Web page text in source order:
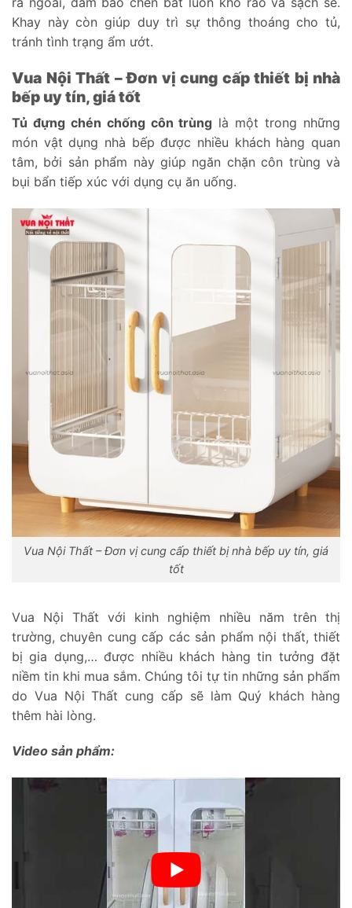
Khay này còn giúp duy trì sự thông thoáng cho tủ,
tránh tình trạng ẩm ướt.
Vua Nội Thất – Đơn vị cung cấp thiết bị nhà
bếp uy tín, giá tốt
Tủ đựng chén chống côn trùng là một trong những
món vật dụng nhà bếp được nhiều khách hàng quan
tâm, bởi sản phẩm này giúp ngăn chặn côn trùng và
bụi bẩn tiếp xúc với dụng cụ ăn uống.
Vua Nội Thất – Đơn vị cung cấp thiết bị nhà bếp uy tín, giá
tốt
Vua Nội Thất với kinh nghiệm nhiều năm trên thị
trường, chuyên cung cấp các sản phẩm nội thất, thiết
bị gia dụng,… được nhiều khách hàng tin tưởng đặt
niềm tin khi mua sắm. Chúng tôi tự tin những sản phẩm
do Vua Nội Thất cung cấp sẽ làm Quý khách hàng
thêm hài lòng.
Video sản phẩm: